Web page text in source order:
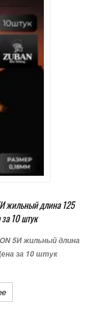
жильный длина 125
10 штук
5И жильный длина
за 10 штук